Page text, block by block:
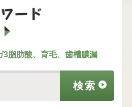
3脂肪酸、育毛、歯槽膿漏